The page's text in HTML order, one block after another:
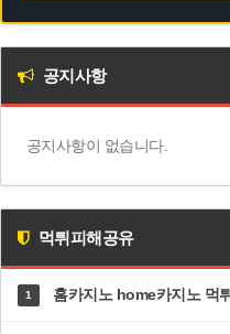
공지사항
공지사항이 없습니다.
먹튀피해공유
1 홈카지노 home카지노 먹